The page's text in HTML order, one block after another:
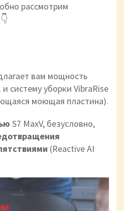
рассмотрим
вам мощность
систему уборки VibraRise
моющая пластина).
S7 MaxV, безусловно,
(Reactive AI